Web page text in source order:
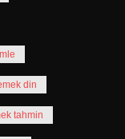
din
tahmin